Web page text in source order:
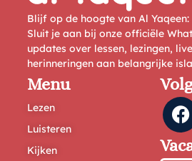
Blijf op de hoogte van Al Yaqeen:
Sluit je aan bij onze officiële
updates over lessen, lezingen,
herinneringen aan belangrijke
Menu
Lezen
Luisteren
Kijken